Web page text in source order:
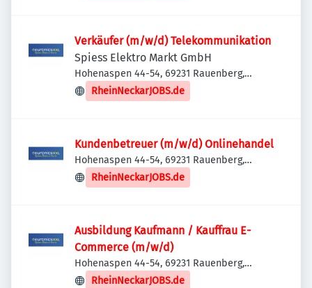
Verkäufer (m/w/d) Telekommunikation
Spiess Elektro Markt GmbH
Hohenaspen 44-54, 69231 Rauenberg,
Deutschland
RheinNeckarJOBS.de
Kundenbetreuer (m/w/d) Onlinehandel
Hohenaspen 44-54, 69231 Rauenberg,
Deutschland
RheinNeckarJOBS.de
Ausbildung Kaufmann / Kauffrau E-
Commerce (m/w/d)
Hohenaspen 44-54, 69231 Rauenberg,
Deutschland
RheinNeckarJOBS.de